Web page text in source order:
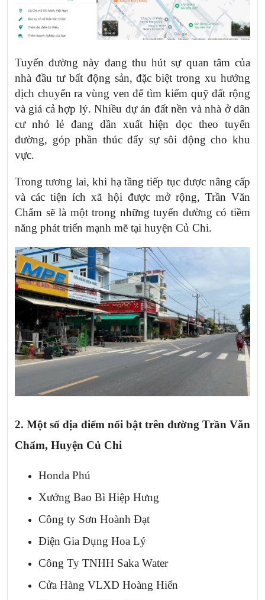
Tuyến đường này đang thu hút sự quan tâm của
nhà đầu tư bất động sản, đặc biệt trong xu hướng
dịch chuyển ra vùng ven để tìm kiếm quỹ đất rộng
và giá cả hợp lý. Nhiều dự án đất nền và nhà ở dân
cư nhỏ lẻ đang dần xuất hiện dọc theo tuyến
đường, góp phần thúc đẩy sự sôi động cho khu
vực.
Trong tương lai, khi hạ tầng tiếp tục được nâng cấp
và các tiện ích xã hội được mở rộng, Trần Văn
Chẩm sẽ là một trong những tuyến đường có tiềm
năng phát triển mạnh mẽ tại huyện Củ Chi.
2. Một số địa điểm nổi bật trên đường Trần Văn
Chẩm, Huyện Củ Chi
Honda Phú
Xưởng Bao Bì Hiệp Hưng
Công ty Sơn Hoành Đạt
Điện Gia Dụng Hoa Lý
Công Ty TNHH Saka Water
Cửa Hàng VLXD Hoàng Hiển